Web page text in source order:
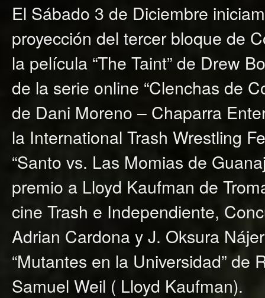
El Sábado 3 de Diciembre
proyección del tercer bloque de
la película “The Taint” de Drew
de la serie online “Clenchas de
de Dani Moreno – Chaparra
la International Trash Wrestling
“Santo vs. Las Momias de
premio a Lloyd Kaufman de
cine Trash e Independiente,
Adrian Cardona y J. Oksura
“Mutantes en la Universidad” de
Samuel Weil ( Lloyd Kaufman).